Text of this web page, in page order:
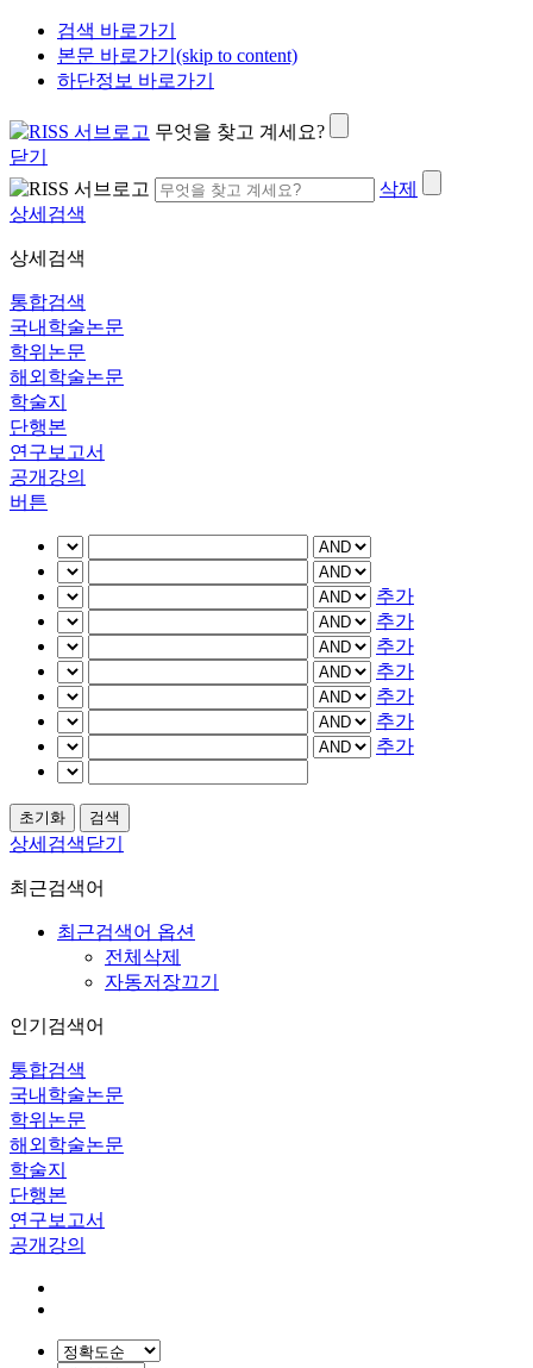
검색 바로가기
본문 바로가기(skip to content)
하단정보 바로가기
무엇을 찾고 계세요?
닫기
삭제
상세검색
상세검색
통합검색
국내학술논문
학위논문
해외학술논문
학술지
단행본
연구보고서
공개강의
버튼
추가
추가
추가
추가
추가
추가
추가
상세검색닫기
최근검색어
최근검색어 옵션
전체삭제
자동저장끄기
인기검색어
통합검색
국내학술논문
학위논문
해외학술논문
학술지
단행본
연구보고서
공개강의